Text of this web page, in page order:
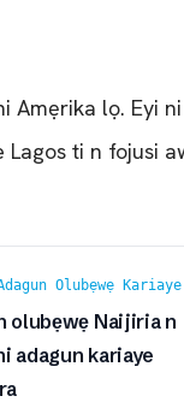
Amẹrika lọ. Eyi
ti n fojusi
Olubẹwẹ Kariaye
olubẹwẹ Naijiria n
adagun kariaye